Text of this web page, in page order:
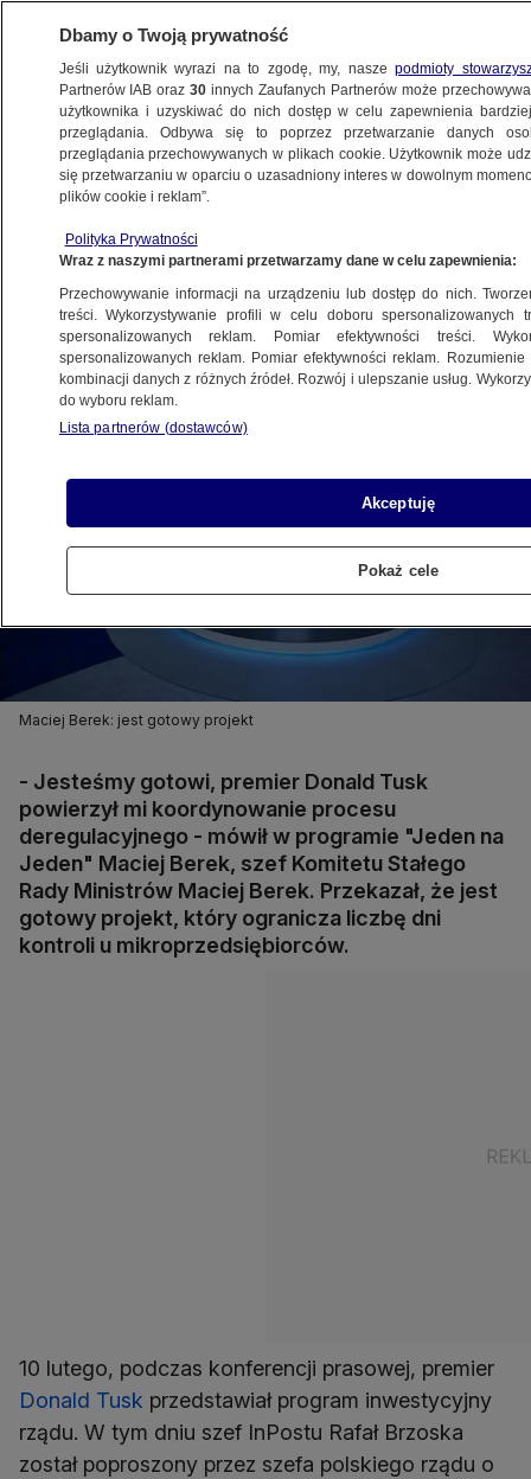
POLSKA
jesteśmy gotowi, mamy pierwszy projekt
22.02.2025, 10:03
Udostępnij
Maciej Berek: jest gotowy projekt
- Jesteśmy gotowi, premier Donald Tusk
powierzył mi koordynowanie procesu
deregulacyjnego - mówił w programie "Jeden na
Jeden" Maciej Berek, szef Komitetu Stałego
Rady Ministrów Maciej Berek. Przekazał, że jest
gotowy projekt, który ogranicza liczbę dni
kontroli u mikroprzedsiębiorców.
10 lutego, podczas konferencji prasowej, premier
Donald Tusk przedstawiał program inwestycyjny
rządu. W tym dniu szef InPostu Rafał Brzoska
został poproszony przez szefa polskiego rządu o
Dbamy o Twoją prywatność
Jeśli użytkownik wyrazi na to zgodę, my, naszepodmioty
Partnerów IAB oraz30 innych Zaufanych Partnerów może
użytkownika i uzyskiwać do nich dostęp w celu zapewnienia
przeglądania. Odbywa się to poprzez przetwarzanie danych
przeglądania przechowywanych w plikach cookie. Użytkownik może
się przetwarzaniu w oparciu o uzasadniony interes w dowolnym
plików cookie i reklam”.
Polityka Prywatności
Wraz z naszymi partnerami przetwarzamy dane w celu zapewnienia:
Przechowywanie informacji na urządzeniu lub dostęp do nich.
treści. Wykorzystywanie profili w celu doboru spersonalizowanych
spersonalizowanych reklam. Pomiar efektywności treści.
spersonalizowanych reklam. Pomiar efektywności reklam.
kombinacji danych z różnych źródeł. Rozwój i ulepszanie usług.
do wyboru reklam.
Lista partnerów (dostawców)
Akceptuję
Pokaż cele